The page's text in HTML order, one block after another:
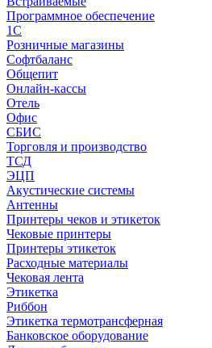
Программное обеспечение
1С
Розничные магазины
Софтбаланс
Общепит
Онлайн-кассы
Отель
Офис
СБИС
Торговля и производство
ТСД
ЭЦП
Акустические системы
Антенны
Принтеры чеков и этикеток
Чековые принтеры
Принтеры этикеток
Расходные материалы
Чековая лента
Этикетка
Риббон
Этикетка термотрансферная
Банковское оборудование